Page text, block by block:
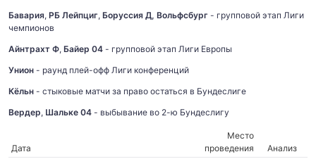
Бавария, РБ Лейпциг, Боруссия Д, Вольфсбург - групповой этап Лиги
чемпионов
Айнтрахт Ф, Байер 04 - групповой этап Лиги Европы
Унион - раунд плей-офф Лиги конференций
Кёльн - стыковые матчи за право остаться в Бундеслиге
Вердер, Шальке 04 - выбывание во 2-ю Бундеслигу
Дата
Место
проведения
Анализ